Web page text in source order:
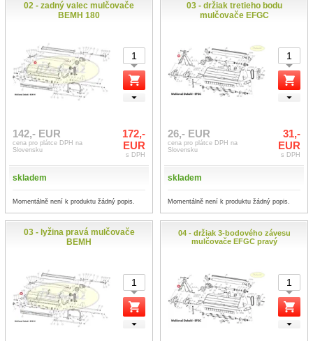
02 - zadný valec mulčovače
BEMH 180
142,- EUR
cena pro plátce DPH na
Slovensku
172,-
EUR
s DPH
skladem
Momentálně není k produktu žádný popis.
03 - držiak tretieho bodu
mulčovače EFGC
26,- EUR
cena pro plátce DPH na
Slovensku
31,-
EUR
s DPH
skladem
Momentálně není k produktu žádný popis.
03 - lyžina pravá mulčovače
BEMH
04 - držiak 3-bodového závesu
mulčovače EFGC pravý